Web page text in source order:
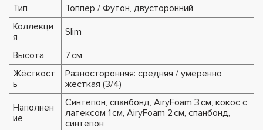
Тип
Топпер / Футон, двусторонний
Коллекци
я
Slim
Высота
7 см
Жёсткост
ь
Разносторонняя: средняя / умеренно
жёсткая (3/4)
Наполнен
ие
Синтепон, спанбонд, AiryFoam 3 см, кокос с
латексом 1 см, AiryFoam 2 см, спанбонд,
синтепон